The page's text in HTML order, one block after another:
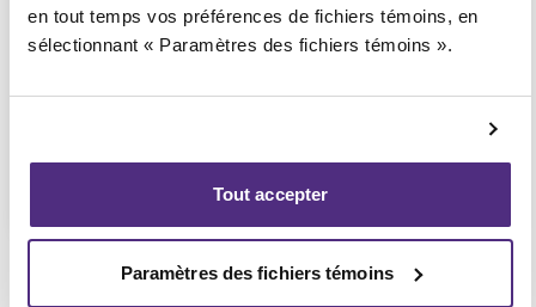
en tout temps vos préférences de fichiers témoins, en
sélectionnant « Paramètres des fichiers témoins ».
Tout accepter
Paramètres des fichiers témoins
Consultation téléphonique ou
vidéoconférence seulement
– Boul Gréber)
1 855 724-2268